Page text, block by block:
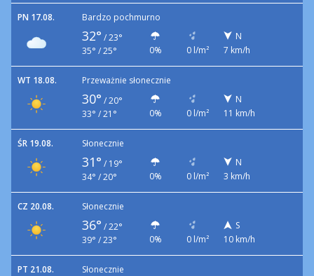
PN 17.08. Bardzo pochmurno
32° / 23°
35° / 25°
0% 0 l/m²
N
7 km/h
WT 18.08. Przeważnie słonecznie
30° / 20°
33° / 21°
0% 0 l/m²
N
11 km/h
ŚR 19.08. Słonecznie
31° / 19°
34° / 20°
0% 0 l/m²
N
3 km/h
CZ 20.08. Słonecznie
36° / 22°
39° / 23°
0% 0 l/m²
S
10 km/h
PT 21.08. Słonecznie